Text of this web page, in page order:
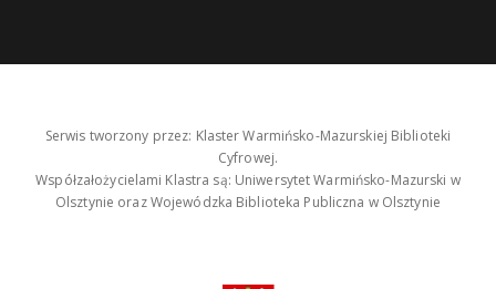
Serwis tworzony przez: Klaster Warmińsko-Mazurskiej Biblioteki
Cyfrowej.
Współzałożycielami Klastra są: Uniwersytet Warmińsko-Mazurski w
Olsztynie oraz Wojewódzka Biblioteka Publiczna w Olsztynie